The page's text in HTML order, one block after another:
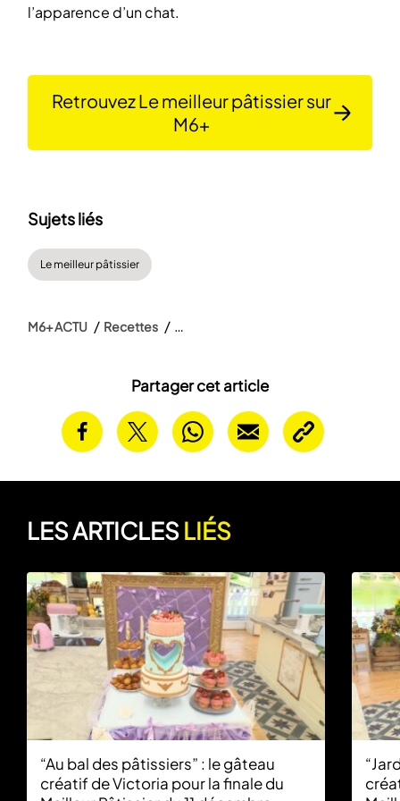
Partager cet article
l’apparence d’un chat.
Retrouvez Le meilleur pâtissier sur
M6+
Sujets liés
Le meilleur pâtissier
M6+ ACTU Recettes
LES ARTICLESLIÉS
“Au bal des pâtissiers” : le gâteau
créatif de Victoria pour la finale du